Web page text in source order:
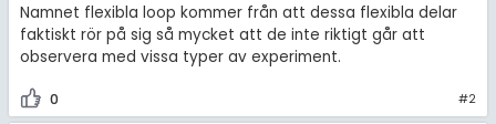
Namnet flexibla loop kommer från att dessa flexibla delar
faktiskt rör på sig så mycket att de inte riktigt går att
observera med vissa typer av experiment.
0 #2